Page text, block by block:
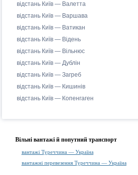
відстань Київ — Валетта
відстань Київ — Варшава
відстань Київ — Ватикан
відстань Київ — Відень
відстань Київ — Вільнюс
відстань Київ — Дублін
відстань Київ — Загреб
відстань Київ — Кишинів
відстань Київ — Копенгаген
Вільні вантажі й попутний транспорт
вантажі Туреччина — Україна
вантажні перевезення Туреччина — Україна